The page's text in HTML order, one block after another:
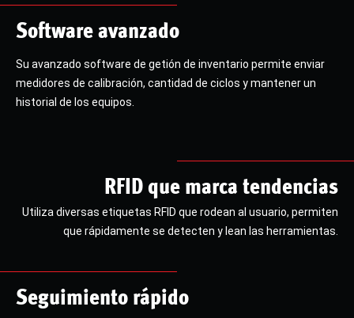
Software avanzado
Su avanzado software de getión de inventario permite enviar
medidores de calibración, cantidad de ciclos y mantener un
historial de los equipos.
RFID que marca tendencias
Utiliza diversas etiquetas RFID que rodean al usuario, permiten
que rápidamente se detecten y lean las herramientas.
Seguimiento rápido